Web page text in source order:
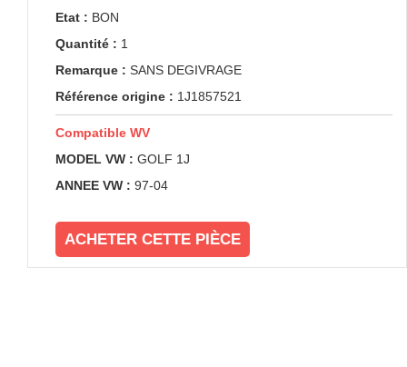
Etat : BON
Quantité : 1
Remarque : SANS DEGIVRAGE
Référence origine : 1J1857521
Compatible WV
MODEL VW : GOLF 1J
ANNEE VW : 97-04
ACHETER CETTE PIÈCE